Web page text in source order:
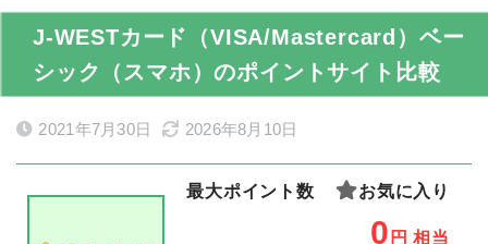
J-WESTカード（VISA/Mastercard）ベー
シック（スマホ）のポイントサイト比較
2021年7月30日 2026年8月10日
最大ポイント数 お気に入り
0 円 相当